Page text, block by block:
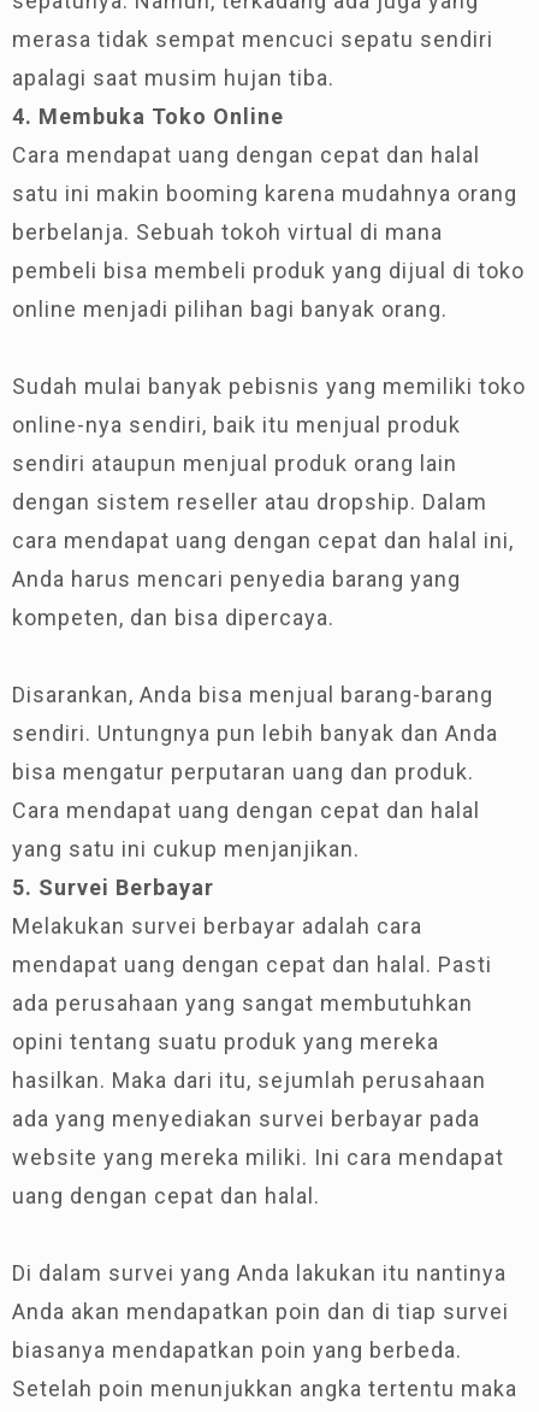
merasa tidak sempat mencuci sepatu sendiri
apalagi saat musim hujan tiba.
4. Membuka Toko Online
Cara mendapat uang dengan cepat dan halal
satu ini makin booming karena mudahnya orang
berbelanja. Sebuah tokoh virtual di mana
pembeli bisa membeli produk yang dijual di toko
online menjadi pilihan bagi banyak orang.
Sudah mulai banyak pebisnis yang memiliki toko
online-nya sendiri, baik itu menjual produk
sendiri ataupun menjual produk orang lain
dengan sistem reseller atau dropship. Dalam
cara mendapat uang dengan cepat dan halal ini,
Anda harus mencari penyedia barang yang
kompeten, dan bisa dipercaya.
Disarankan, Anda bisa menjual barang-barang
sendiri. Untungnya pun lebih banyak dan Anda
bisa mengatur perputaran uang dan produk.
Cara mendapat uang dengan cepat dan halal
yang satu ini cukup menjanjikan.
5. Survei Berbayar
Melakukan survei berbayar adalah cara
mendapat uang dengan cepat dan halal. Pasti
ada perusahaan yang sangat membutuhkan
opini tentang suatu produk yang mereka
hasilkan. Maka dari itu, sejumlah perusahaan
ada yang menyediakan survei berbayar pada
website yang mereka miliki. Ini cara mendapat
uang dengan cepat dan halal.
Di dalam survei yang Anda lakukan itu nantinya
Anda akan mendapatkan poin dan di tiap survei
biasanya mendapatkan poin yang berbeda.
Setelah poin menunjukkan angka tertentu maka